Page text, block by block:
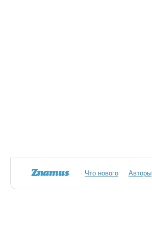
Что нового Авторы